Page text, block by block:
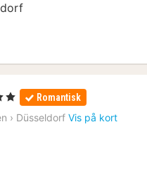
Romantisk
› Düsseldorf Vis på kort